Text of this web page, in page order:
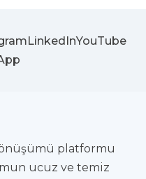
LinkedInYouTube
platformu
ucuz ve temiz